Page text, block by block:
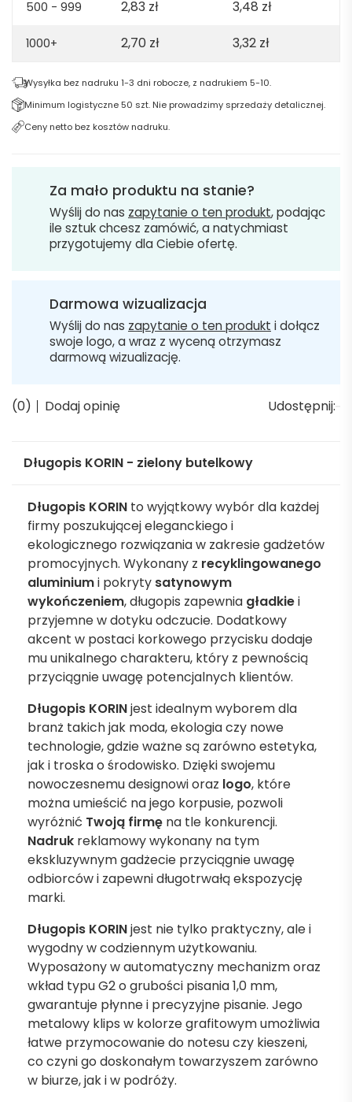
500 - 999 2,83 zł 3,48 zł
1000+ 2,70 zł 3,32 zł
Wysyłka bez nadruku 1-3 dni robocze, z nadrukiem 5-10.
Minimum logistyczne 50 szt. Nie prowadzimy sprzedaży detalicznej.
Ceny netto bez kosztów nadruku.
Za mało produktu na stanie?
Wyślij do nas zapytanie o ten produkt, podając
ile sztuk chcesz zamówić, a natychmiast
przygotujemy dla Ciebie ofertę.
Darmowa wizualizacja
Wyślij do nas zapytanie o ten produkt i dołącz
swoje logo, a wraz z wyceną otrzymasz
darmową wizualizację.
(0) Dodaj opinię Udostępnij:
Długopis KORIN - zielony butelkowy
Długopis KORIN to wyjątkowy wybór dla każdej
firmy poszukującej eleganckiego i
ekologicznego rozwiązania w zakresie gadżetów
promocyjnych. Wykonany z recyklingowanego
aluminiumi pokryty satynowym
wykończeniem, długopis zapewnia gładkiei
przyjemne w dotyku odczucie. Dodatkowy
akcent w postaci korkowego przycisku dodaje
mu unikalnego charakteru, który z pewnością
przyciągnie uwagę potencjalnych klientów.
Długopis KORINjest idealnym wyborem dla
branż takich jak moda, ekologia czy nowe
technologie, gdzie ważne są zarówno estetyka,
jak i troska o środowisko. Dzięki swojemu
nowoczesnemu designowi oraz logo, które
można umieścić na jego korpusie, pozwoli
wyróżnić Twoją firmę na tle konkurencji.
Nadruk reklamowy wykonany na tym
ekskluzywnym gadżecie przyciągnie uwagę
odbiorców i zapewni długotrwałą ekspozycję
marki.
Długopis KORINjest nie tylko praktyczny, ale i
wygodny w codziennym użytkowaniu.
Wyposażony w automatyczny mechanizm oraz
wkład typu G2 o grubości pisania 1,0 mm,
gwarantuje płynne i precyzyjne pisanie. Jego
metalowy klips w kolorze grafitowym umożliwia
łatwe przymocowanie do notesu czy kieszeni,
co czyni go doskonałym towarzyszem zarówno
w biurze, jak i w podróży.